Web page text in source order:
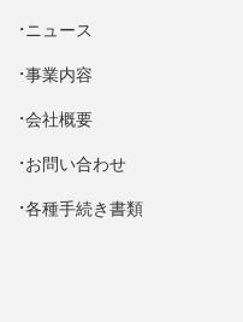
ニュース
事業内容
会社概要
お問い合わせ
各種手続き書類